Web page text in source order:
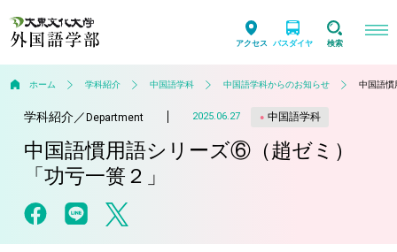
アクセス バスダイヤ 検索
ホーム 学科紹介 中国語学科 中国語学科からのお知らせ 中国語慣
学科紹介／Department 2025.06.27 中国語学科
中国語慣用語シリーズ⑥（趙ゼミ）
「功亏一篑２」